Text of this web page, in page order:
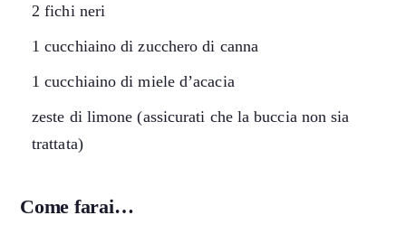
2 fichi neri
1 cucchiaino di zucchero di canna
1 cucchiaino di miele d’acacia
zeste di limone (assicurati che la buccia non sia
trattata)
Come farai…